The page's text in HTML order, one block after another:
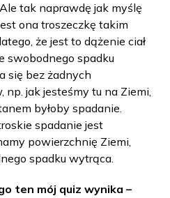
tak naprawdę jak myślę
ona troszeczkę takim
że jest to dążenie ciał
swobodnego spadku
się bez żadnych
jak jesteśmy tu na Ziemi,
byłoby spadanie.
spadanie jest
powierzchnię Ziemi,
spadku wytrąca.
ten mój quiz wynika –